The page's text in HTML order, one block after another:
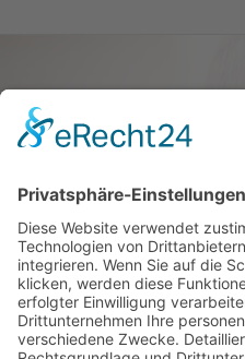
verkaufen
wohnen
Verkaufen Sie Ihr
darin wohnen.